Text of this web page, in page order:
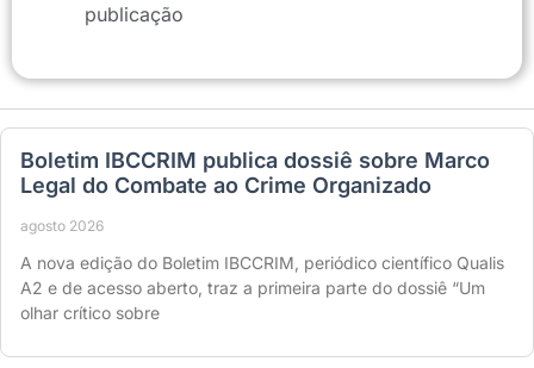
publicação
Boletim IBCCRIM publica dossiê sobre Marco
Legal do Combate ao Crime Organizado
agosto 2026
A nova edição do Boletim IBCCRIM, periódico científico Qualis
A2 e de acesso aberto, traz a primeira parte do dossiê “Um
olhar crítico sobre